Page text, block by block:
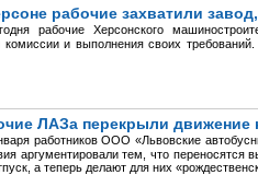
рабочие захватили
рабочие Херсонского
комиссии и выполнения своих
ЛАЗа перекрыли движение
работников ООО «Львовские
аргументировали тем, что
а теперь делают для них